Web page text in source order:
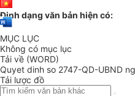
Định dạng văn bản hiện có:
MỤC LỤC
Không có mục lục
Tải về (WORD)
Quyet dinh so 2747-QD-UBND
Tải lược đồ